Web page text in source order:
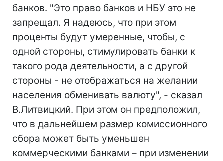
банков. "Это право банков и НБУ это не
запрещал. Я надеюсь, что при этом
проценты будут умеренные, чтобы, с
одной стороны, стимулировать банки к
такого рода деятельности, а с другой
стороны - не отображаться на желании
населения обменивать валюту", - сказал
В.Литвицкий. При этом он предположил,
что в дальнейшем размер комиссионного
сбора может быть уменьшен
коммерческими банками – при изменении